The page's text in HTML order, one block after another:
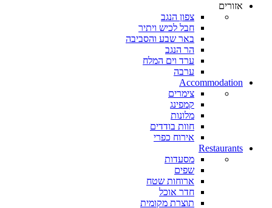
אזורים
צפון הנגב
חבל לכיש ויתיר
באר שבע והסביבה
הר הנגב
ערד וים המלח
ערבה
Accommodation
צימרים
קמפינג
מלונות
חוות בודדים
אירוח כפרי
Restaurants
מסעדות
שפים
ארוחות שטח
חדר אוכל
תוצרת מקומית